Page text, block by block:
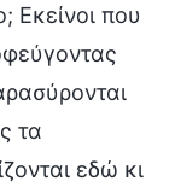
Εκείνοι που
τα
εδώ κι